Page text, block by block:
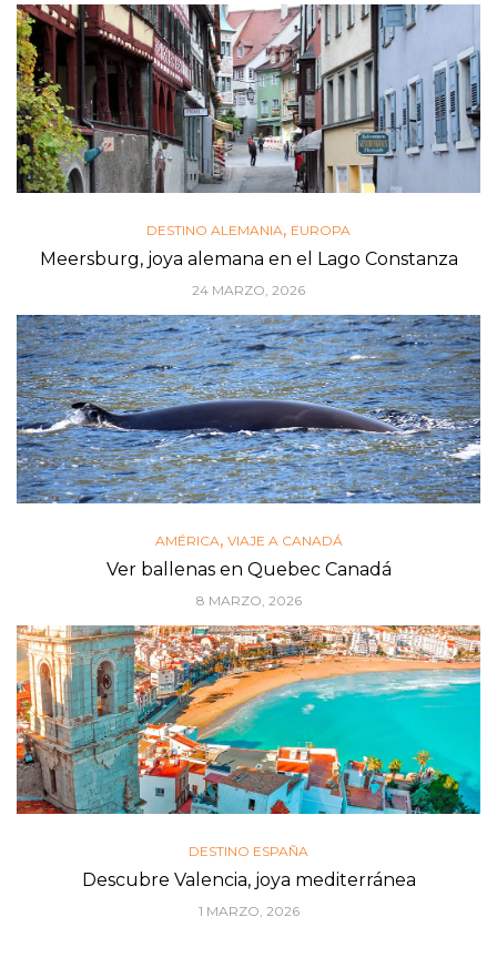
DESTINO ALEMANIA, EUROPA
Meersburg, joya alemana en el Lago Constanza
24 MARZO, 2026
AMÉRICA, VIAJE A CANADÁ
Ver ballenas en Quebec Canadá
8 MARZO, 2026
DESTINO ESPAÑA
Descubre Valencia, joya mediterránea
1 MARZO, 2026